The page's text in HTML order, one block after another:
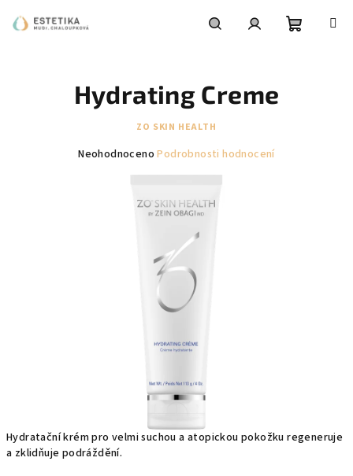
Hydratační krém pro velmi suchou a atopickou pokožku regeneruje
a zklidňuje podráždění.
Hydrating Creme
ZO SKIN HEALTH
Průměrné
Neohodnoceno Podrobnosti hodnocení